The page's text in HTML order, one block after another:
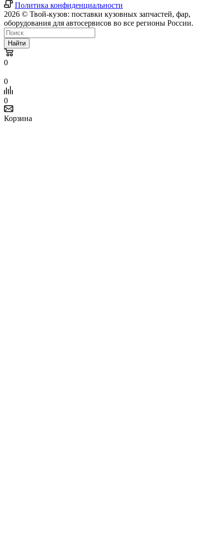
Политика конфиденциальности
2026 © Твой-кузов: поставки кузовных запчастей, фар,
оборудования для автосервисов во все регионы России.
Найти
0
0
0
Корзина